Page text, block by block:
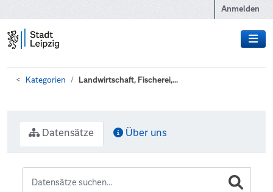
Anmelden
Kategorien Landwirtschaft, Fischerei,...
Datensätze Über uns